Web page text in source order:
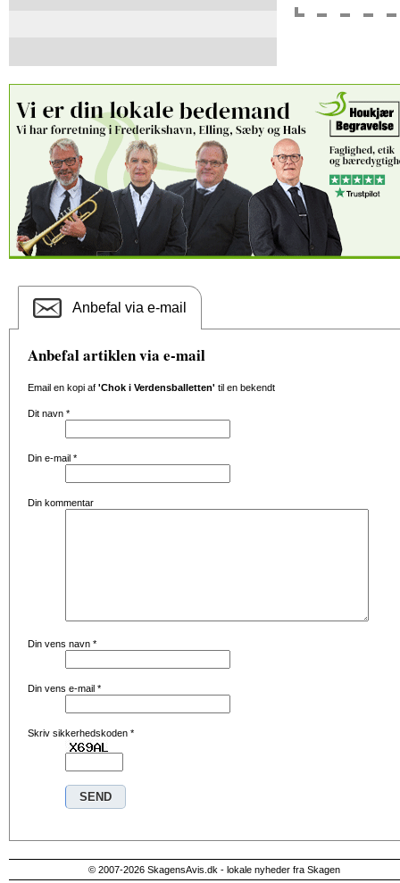
Anbefal via e-mail
Anbefal artiklen via e-mail
Email en kopi af 'Chok i Verdensballetten' til en bekendt
Dit navn *
Din e-mail *
Din kommentar
Din vens navn *
Din vens e-mail *
Skriv sikkerhedskoden *
© 2007-2026 SkagensAvis.dk - lokale nyheder fra Skagen